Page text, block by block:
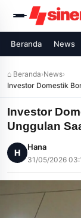
Beranda News
⌂ Beranda›News›
Investor Domestik
Investor
Unggulan
H
Hana
31/05/2026